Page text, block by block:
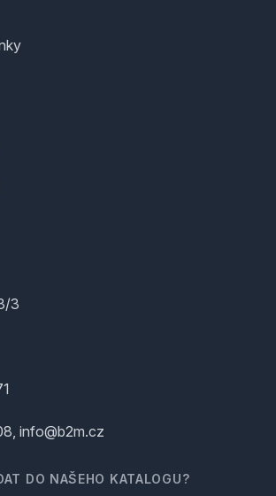
3
info@b2m.cz
DO NAŠEHO KATALOGU?